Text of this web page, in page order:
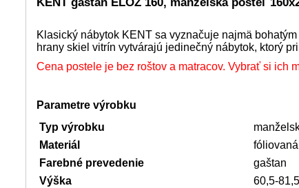
KENT gaštan ELOZ 160, manželská posteľ
Klasický nábytok KENT sa vyznačuje najmä
hrany skiel vitrín vytvárajú jedinečný nábytok, ktorý
Cena postele je bez roštov a matracov. Vybrať si ich
Parametre výrobku
Typ výrobku
Materiál
Farebné prevedenie
gaštan
Výška
60,5-